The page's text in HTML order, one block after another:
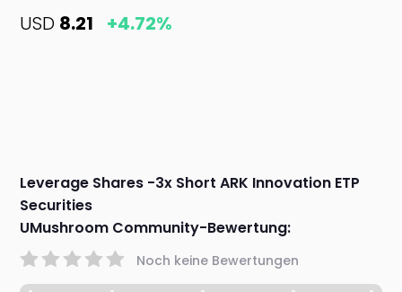
USD 8.21 +4.72%
Leverage Shares -3x Short ARK Innovation ETP
Securities
UMushroom Community-Bewertung:
Noch keine Bewertungen